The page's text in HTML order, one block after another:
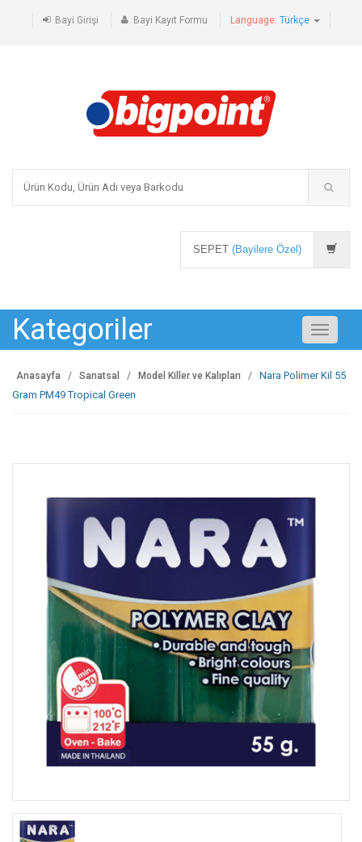
Bayi Girişi Bayi Kayıt Formu Language: Türkçe
SEPET (Bayilere Özel)
Kategoriler
Toggle
Anasayfa Sanatsal Model Killer ve Kalıpları
Nara Polimer Kil 55
Gram PM49 Tropical Green